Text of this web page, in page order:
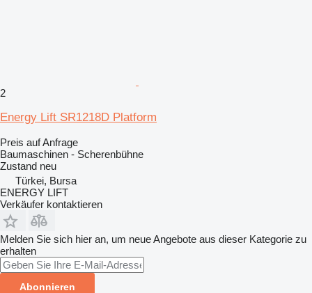
2
Energy Lift SR1218D Platform
Preis auf Anfrage
Baumaschinen - Scherenbühne
Zustand neu
Türkei, Bursa
ENERGY LIFT
Verkäufer kontaktieren
Melden Sie sich hier an, um neue Angebote aus dieser Kategorie zu
erhalten
Abonnieren